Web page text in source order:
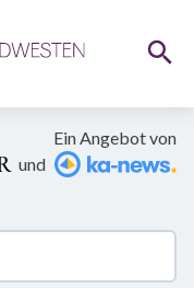
Ein Angebot von
und